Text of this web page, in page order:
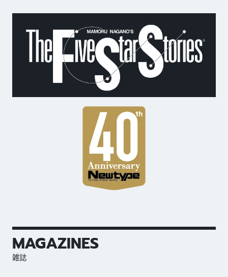
MAGAZINES
雑誌